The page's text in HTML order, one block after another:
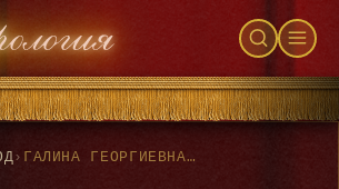
› ГАЛИНА ГЕОРГИЕВНА АЛПЕРС РАССКАЗЫВАЕТ О ЕЛЕНЕ САННИКОВОЙ (НАЗАРБЕК) (КАБИНЕТ ЗВУКОЗАПИСИ ВТО 05.04.86Г)